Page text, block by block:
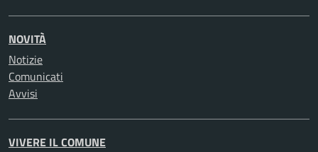
NOVITÀ
Notizie
Comunicati
Avvisi
VIVERE IL COMUNE